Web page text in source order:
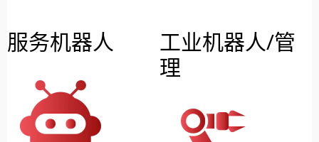
服务机器人
工业机器人/管
理